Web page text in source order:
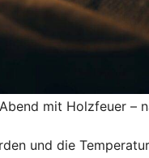
mit Holzfeuer –
und die